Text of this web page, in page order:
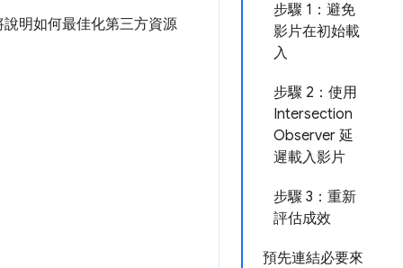
步驟 1：避免
影片在初始載
入
步驟 2：使用
Intersection
Observer 延
遲載入影片
步驟 3：重新
評估成效
預先連結必要來
明如何最佳化第三方資源